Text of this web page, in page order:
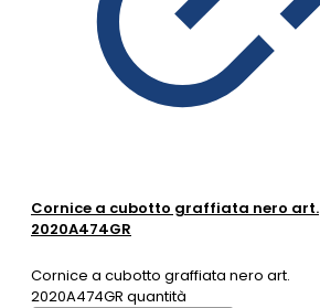
Cornice a cubotto graffiata nero art.
2020A474GR
Cornice a cubotto graffiata nero art.
2020A474GR quantità